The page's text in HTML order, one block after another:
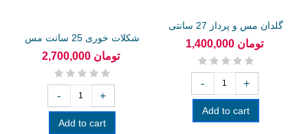
شکلات خوری 25 سانت مس
و نقاشی2,700,000 تومان
- +
Add to cart
گلدان مس و پرداز 27 سانتی
1,400,000 تومان
- +
Add to cart